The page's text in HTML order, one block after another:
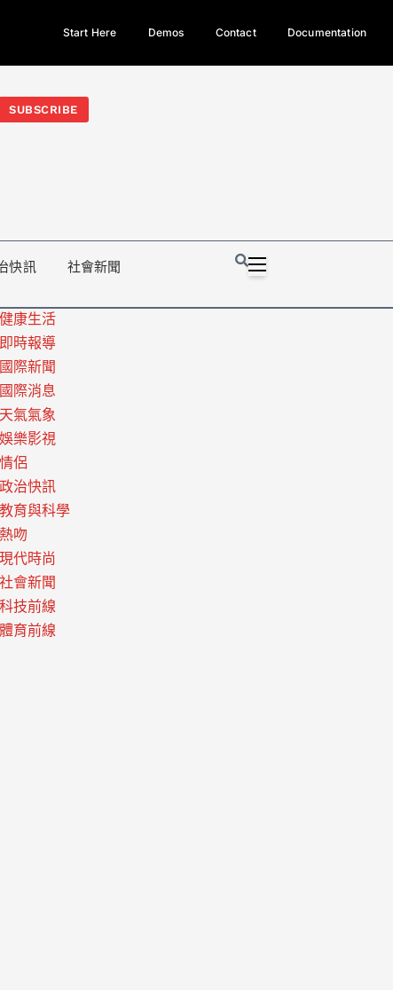
日熱門新聞TOP3｜西拉雅族正式成第17個原住民族、立院電競
光電場回
Start Here Demos Contact Documentation
SUBSCRIBE
快訊 社會新聞
健康生活
即時報導
國際新聞
國際消息
天氣氣象
娛樂影視
情侶
政治快訊
教育與科學
熱吻
現代時尚
社會新聞
科技前線
體育前線